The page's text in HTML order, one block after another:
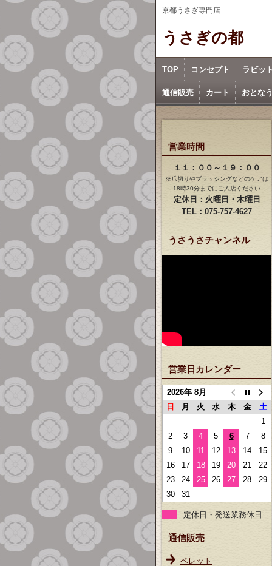
京都うさぎ専門店
うさぎの都
TOP コンセプト ラビッ
通信販売 カート おとな
営業時間
１１：００～１９：００
※爪切りやブラッシングなどのケアは
18時30分までにご入店ください
定休日：火曜日・木曜日
TEL：075-757-4627
うさうさチャンネル
営業日カレンダー
2026年 8月
日
月 火 水 木 金
土
1
2
3 4 5 6 7
8
9
10 11 12 13 14
15
16
17 18 19 20 21
22
23
24 25 26 27 28
29
30
31
定休日・発送業務休日
通信販売
ペレット